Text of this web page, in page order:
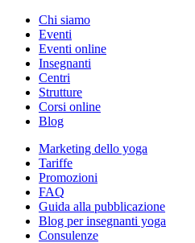
Chi siamo
Eventi
Eventi online
Insegnanti
Centri
Strutture
Corsi online
Blog
Marketing dello yoga
Tariffe
Promozioni
FAQ
Guida alla pubblicazione
Blog per insegnanti yoga
Consulenze